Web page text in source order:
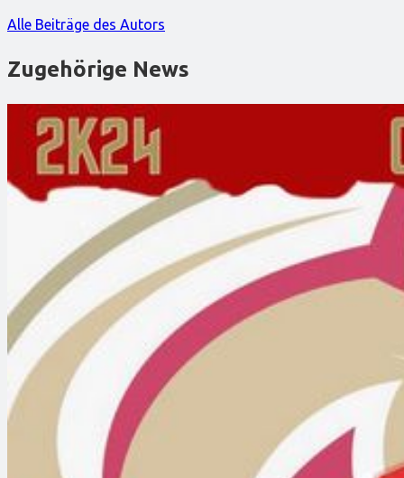
Alle Beiträge des Autors
Zugehörige News